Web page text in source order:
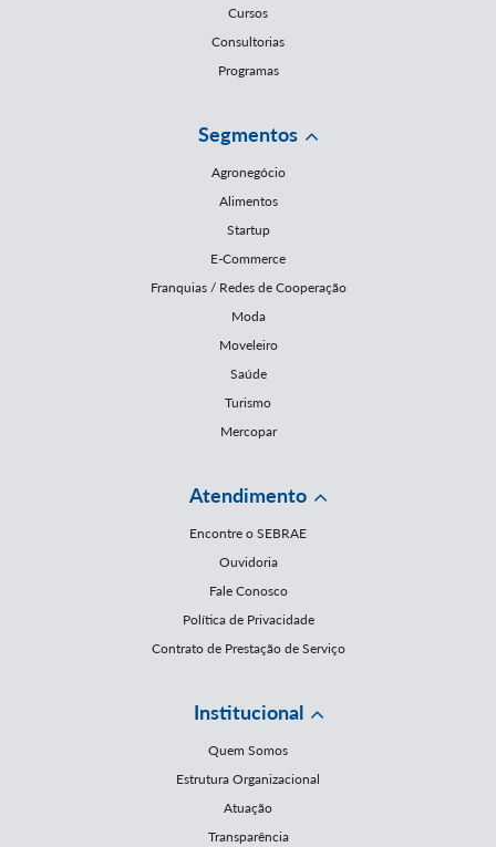
Cursos
Consultorias
Programas
Segmentos
Agronegócio
Alimentos
Startup
E-Commerce
Franquias / Redes de Cooperação
Moda
Moveleiro
Saúde
Turismo
Mercopar
Atendimento
Encontre o SEBRAE
Ouvidoria
Fale Conosco
Política de Privacidade
Contrato de Prestação de Serviço
Institucional
Quem Somos
Estrutura Organizacional
Atuação
Transparência